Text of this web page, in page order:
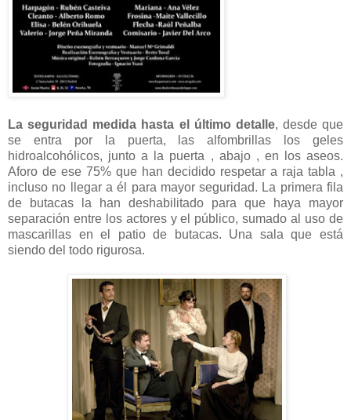
La seguridad medida hasta el último detalle, desde que
se entra por la puerta, las alfombrillas los geles
hidroalcohólicos, junto a la puerta , abajo , en los aseos.
Aforo de ese 75% que han decidido respetar a raja tabla ,
incluso no llegar a él para mayor seguridad. La primera fila
de butacas la han deshabilitado para que haya mayor
separación entre los actores y el público, sumado al uso de
mascarillas en el patio de butacas. Una sala que está
siendo del todo rigurosa.